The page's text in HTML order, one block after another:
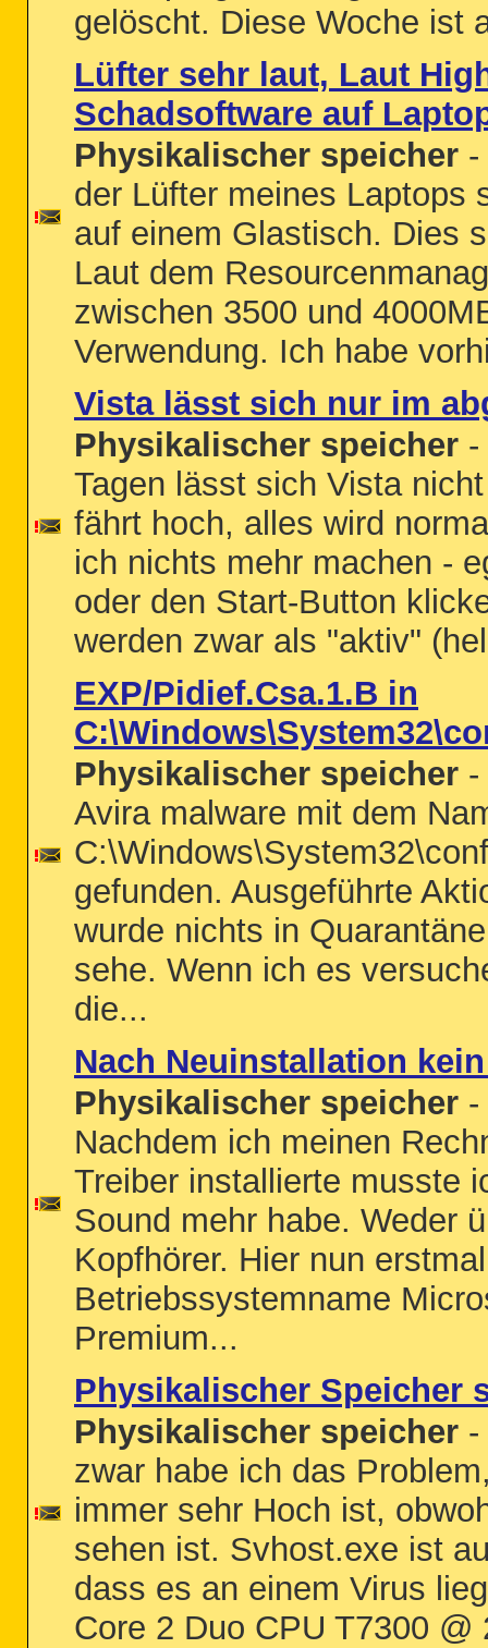
gelöscht. Diese Woche ist
Lüfter sehr laut, Laut
Schadsoftware auf
Physikalischer speicher -
der Lüfter meines Laptops
auf einem Glastisch. Dies
Laut dem
zwischen 3500 und
Verwendung. Ich habe
Vista lässt sich nur im
Physikalischer speicher -
Tagen lässt sich Vista
fährt hoch, alles wird
ich nichts mehr machen -
oder den Start-Button
werden zwar als "aktiv"
EXP/Pidief.Csa.1.B in
Physikalischer speicher -
Avira malware mit dem
gefunden. Ausgeführte
wurde nichts in
sehe. Wenn ich es
die...
Nach Neuinstallation
Physikalischer speicher -
Nachdem ich meinen
Treiber installierte musste
Sound mehr habe. Weder
Kopfhörer. Hier nun
Betriebssystemname
Premium...
Physikalischer Speicher
Physikalischer speicher -
zwar habe ich das
immer sehr Hoch ist,
sehen ist. Svhost.exe ist
dass es an einem Virus
Core 2 Duo CPU T7300